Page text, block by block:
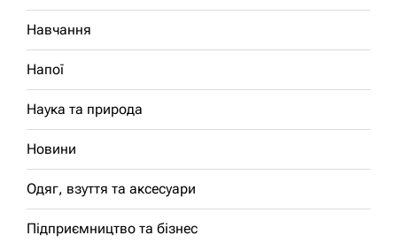
Навчання
Напої
Наука та природа
Новини
Одяг, взуття та аксесуари
Підприємництво та бізнес